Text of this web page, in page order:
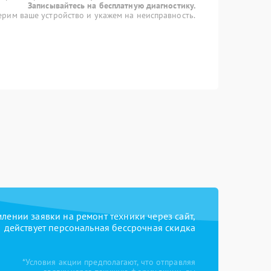
Записывайтесь на бесплатную диагностику.
ваше устройство и укажем на неисправность.
заявки на ремонт техники через сайт,
действует персональная бессрочная скидка
*Условия акции предполагают, что отправляя